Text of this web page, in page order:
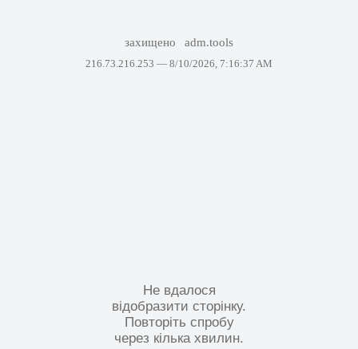
захищено adm.tools
216.73.216.253 — 8/10/2026, 7:16:37 AM
Не вдалося
відобразити сторінку.
Повторіть спробу
через кілька хвилин.